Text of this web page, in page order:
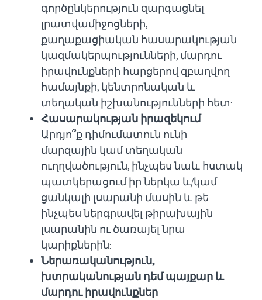
գործընկերություն զարգացնել
լրատվամիջոցների,
քաղաքացիական հասարակության
կազմակերպությունների, մարդու
իրավունքների հարցերով զբաղվող
համայնքի, կենտրոնական և
տեղական իշխանությունների հետ:
Հասարակության իրազեկում
Արդյո՞ք դիմումատուն ունի
մարզային կամ տեղական
ուղղվածություն, ինչպես նաև հստակ
պատկերացում իր ներկա և/կամ
ցանկալի լսարանի մասին և թե
ինչպես ներգրավել թիրախային
լսարանին ու ծառայել նրա
կարիքներին:
Ներառականություն,
խտրականության դեմ պայքար և
մարդու իրավունքներ